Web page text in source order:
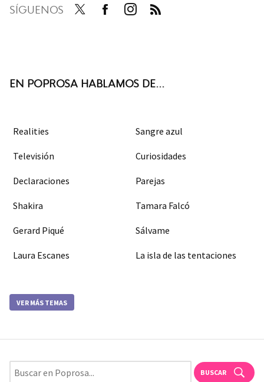
SÍGUENOS
EN POPROSA HABLAMOS DE...
Realities Sangre azul
Televisión Curiosidades
Declaraciones Parejas
Shakira Tamara Falcó
Gerard Piqué Sálvame
Laura Escanes La isla de las tentaciones
VER MÁS TEMAS
BUSCAR